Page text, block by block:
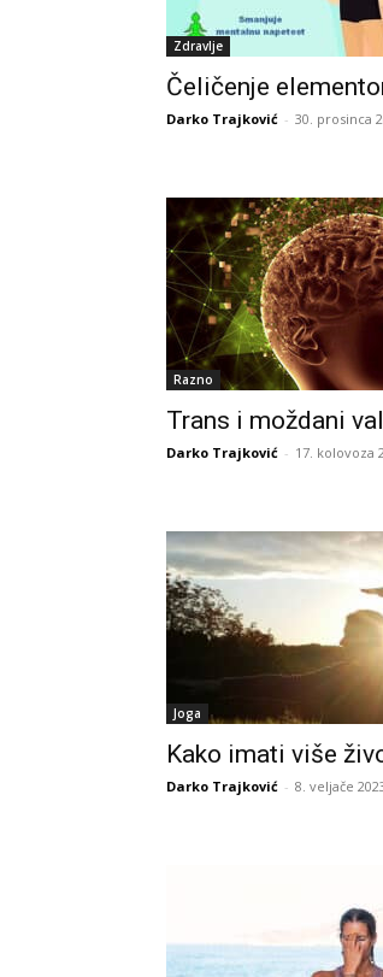
Zdravlje
Čeličenje
Darko Trajković - 30. prosinca
Razno
Trans i moždani
Darko Trajković - 17. kolovoza
Joga
Kako imati više
Darko Trajković - 8. veljače